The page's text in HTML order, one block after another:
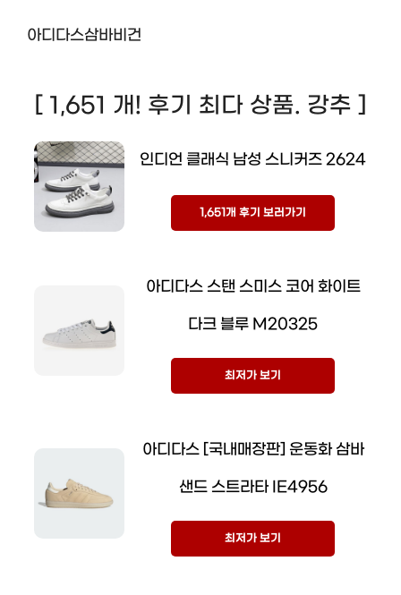
아디다스삼바비건
[ 1,651 개! 후기 최다 상품. 강추 ]
인디언 클래식 남성 스니커즈 2624
1,651개 후기 보러가기
아디다스 스탠 스미스 코어 화이트
다크 블루 M20325
최저가 보기
아디다스 [국내매장판] 운동화 삼바
샌드 스트라타 IE4956
최저가 보기